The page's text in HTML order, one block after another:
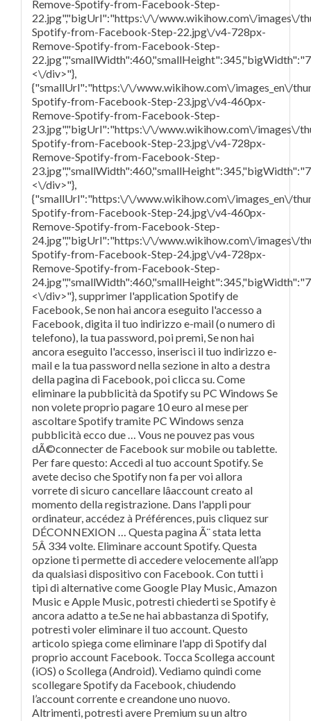
Remove-Spotify-from-Facebook-Step-
22.jpg","bigUrl":"https:\/\/www.wikihow.com\/images\/
Spotify-from-Facebook-Step-22.jpg\/v4-728px-
Remove-Spotify-from-Facebook-Step-
<\/div>"},
{"smallUrl":"https:\/\/www.wikihow.com\/images_en\/
Spotify-from-Facebook-Step-23.jpg\/v4-460px-
Remove-Spotify-from-Facebook-Step-
23.jpg","bigUrl":"https:\/\/www.wikihow.com\/images\/
Spotify-from-Facebook-Step-23.jpg\/v4-728px-
Remove-Spotify-from-Facebook-Step-
<\/div>"},
{"smallUrl":"https:\/\/www.wikihow.com\/images_en\/
Spotify-from-Facebook-Step-24.jpg\/v4-460px-
Remove-Spotify-from-Facebook-Step-
24.jpg","bigUrl":"https:\/\/www.wikihow.com\/images\/
Spotify-from-Facebook-Step-24.jpg\/v4-728px-
Remove-Spotify-from-Facebook-Step-
<\/div>"}, supprimer l'application Spotify de
Facebook, Se non hai ancora eseguito l'accesso a
Facebook, digita il tuo indirizzo e-mail (o numero di
telefono), la tua password, poi premi, Se non hai
ancora eseguito l'accesso, inserisci il tuo indirizzo e-
mail e la tua password nella sezione in alto a destra
della pagina di Facebook, poi clicca su. Come
eliminare la pubblicità da Spotify su PC Windows Se
non volete proprio pagare 10 euro al mese per
ascoltare Spotify tramite PC Windows senza
pubblicità ecco due … Vous ne pouvez pas vous
dÃ©connecter de Facebook sur mobile ou tablette.
Per fare questo: Accedi al tuo account Spotify. Se
avete deciso che Spotify non fa per voi allora
vorrete di sicuro cancellare lâaccount creato al
momento della registrazione. Dans l'appli pour
ordinateur, accédez à Préférences, puis cliquez sur
DÉCONNEXION … Questa pagina Ã¨ stata letta
5Â 334 volte. Eliminare account Spotify. Questa
opzione ti permette di accedere velocemente all’app
da qualsiasi dispositivo con Facebook. Con tutti i
tipi di alternative come Google Play Music, Amazon
Music e Apple Music, potresti chiederti se Spotify è
ancora adatto a te.Se ne hai abbastanza di Spotify,
potresti voler eliminare il tuo account. Questo
articolo spiega come eliminare l'app di Spotify dal
proprio account Facebook. Tocca Scollega account
(iOS) o Scollega (Android). Vediamo quindi come
scollegare Spotify da Facebook, chiudendo
l’account corrente e creandone uno nuovo.
Altrimenti, potresti avere Premium su un altro